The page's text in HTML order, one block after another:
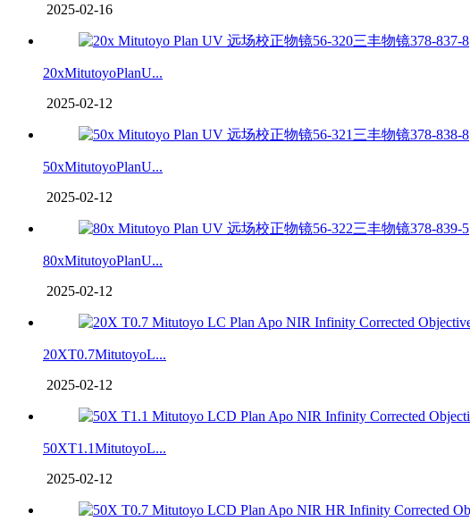
2025-02-16
20xMitutoyoPlanU...
2025-02-12
50xMitutoyoPlanU...
2025-02-12
80xMitutoyoPlanU...
2025-02-12
20XT0.7MitutoyoL...
2025-02-12
50XT1.1MitutoyoL...
2025-02-12